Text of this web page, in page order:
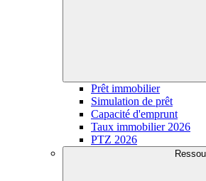
Prêt immobilier
Simulation de prêt
Capacité d'emprunt
Taux immobilier 2026
PTZ 2026